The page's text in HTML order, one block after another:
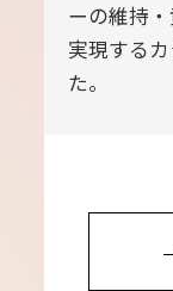
ーの維持
実現する
た。